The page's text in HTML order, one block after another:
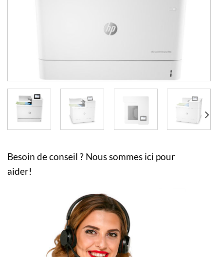
Besoin de conseil ? Nous sommes ici pour
aider!